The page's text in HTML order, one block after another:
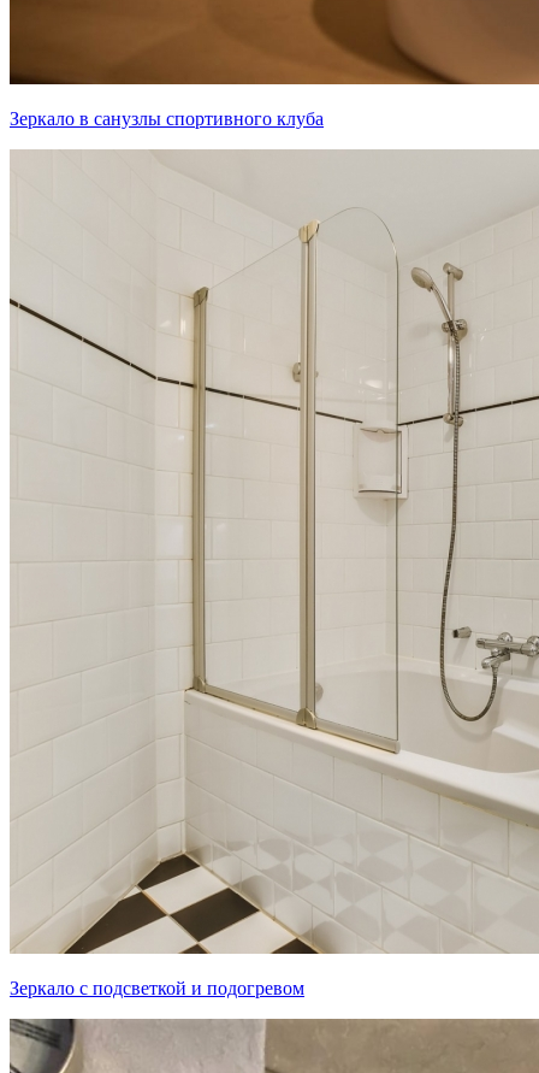
Зеркало в санузлы спортивного клуба
Зеркало с подсветкой и подогревом